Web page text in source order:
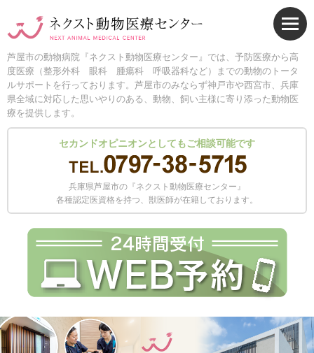
芦屋市の動物病院『ネクスト動物医療センター』では、予防医療から高
度医療（整形外科 眼科 腫瘍科 呼吸器科など）までの動物のトータ
ルサポートを行っております。芦屋市のみならず神戸市や西宮市、兵庫
県全域に対応した思いやりのある、動物、飼い主様に寄り添った動物医
療を提供します。
セカンドオピニオンとしてもご相談可能です
兵庫県芦屋市の『ネクスト動物医療センター』
各種認定医資格を持つ、獣医師が在籍しております。